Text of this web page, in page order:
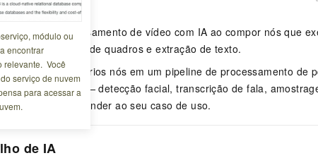
módulo ou
encontrar
relevante. Você
serviço de nuvem
para acessar a
de processamento de vídeo com IA ao compor nós que
amostragem de quadros e extração de texto.
IA encadeia vários nós em um pipeline de processamento de
específica de IA — detecção facial, transcrição de fala,
os para atender ao seu caso de uso.
de IA